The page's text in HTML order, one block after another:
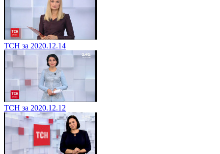
ТСН за 2020.12.14
ТСН за 2020.12.12